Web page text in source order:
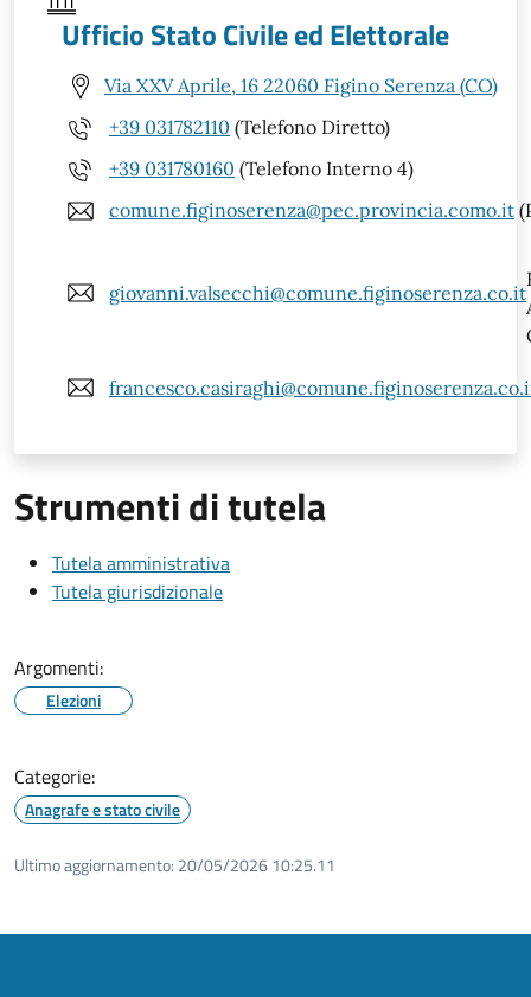
Ufficio Stato Civile ed Elettorale
Via XXV Aprile, 16 22060 Figino Serenza (CO)
+39 031782110 (Telefono Diretto)
+39 031780160 (Telefono Interno 4)
comune.figinoserenza@pec.provincia.como.it
giovanni.valsecchi@comune.figinoserenza.co.it
Strumenti di tutela
Tutela amministrativa
Tutela giurisdizionale
Argomenti:
Elezioni
Categorie:
Anagrafe e stato civile
Ultimo aggiornamento: 20/05/2026 10:25.11